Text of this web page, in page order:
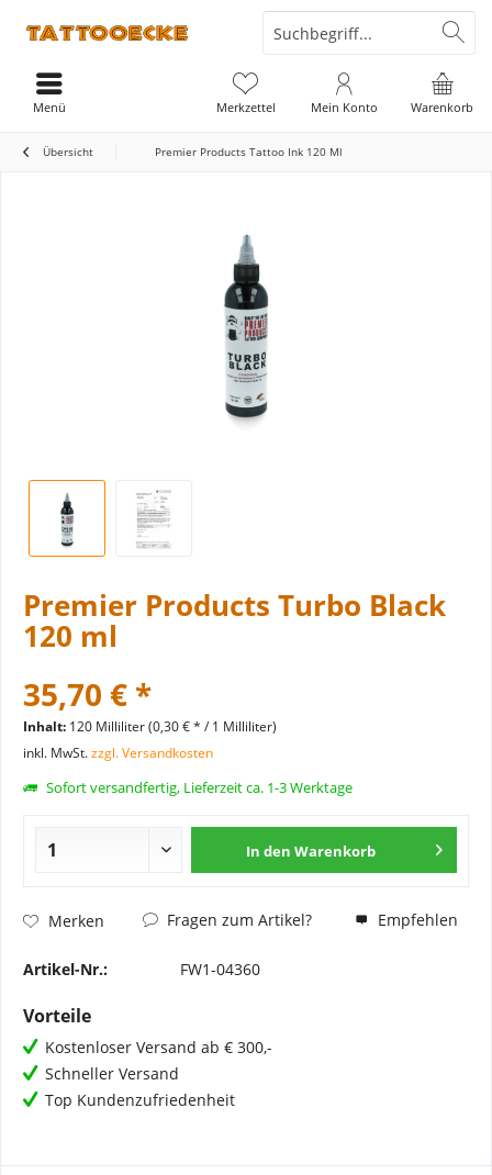
Warenkorb
Merkzettel Mein Konto
Menü
Übersicht Premier Products Tattoo Ink 120 Ml
Premier Products Turbo Black
120 ml
35,70 € *
Inhalt: 120 Milliliter (0,30 € * / 1 Milliliter)
inkl. MwSt.zzgl. Versandkosten
Sofort versandfertig, Lieferzeit ca. 1-3 Werktage
In den Warenkorb
Merken Fragen zum Artikel? Empfehlen
Artikel-Nr.: FW1-04360
Vorteile
Kostenloser Versand ab € 300,-
Schneller Versand
Top Kundenzufriedenheit